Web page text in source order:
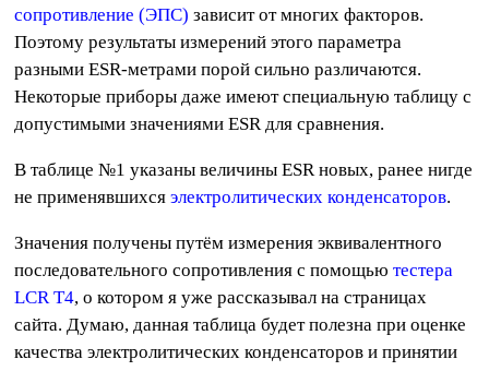
сопротивление (ЭПС) зависит от многих факторов.
Поэтому результаты измерений этого параметра
разными ESR-метрами порой сильно различаются.
Некоторые приборы даже имеют специальную таблицу с
допустимыми значениями ESR для сравнения.
В таблице №1 указаны величины ESR новых, ранее нигде
не применявшихсяэлектролитических конденсаторов.
Значения получены путём измерения эквивалентного
последовательного сопротивления с помощьютестера
LCR T4, о котором я уже рассказывал на страницах
сайта. Думаю, данная таблица будет полезна при оценке
качества электролитических конденсаторов и принятии